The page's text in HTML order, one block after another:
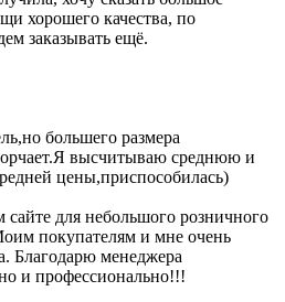
хорошего качества, по
заказывать ещё.
большего размера
высчитываю среднюю и
цены,приспособилась)
для небольшого розничного
покупателям и мне очень
Благодарю менеджера
и профессионально!!!